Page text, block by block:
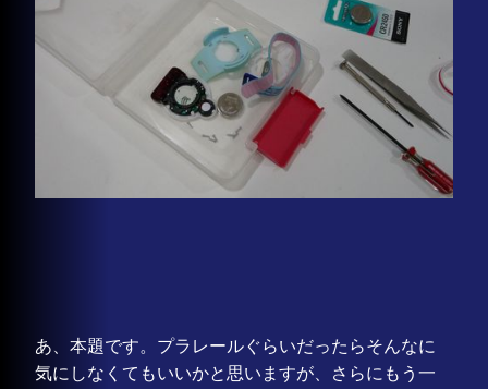
あ、本題です。プラレールぐらいだったらそんなに
気にしなくてもいいかと思いますが、さらにもう一